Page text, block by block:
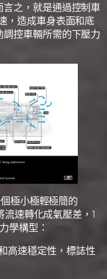
之，就是通過控制車
，造成車身表面和底
控車輛所需的下壓力
極小極輕極簡的
速轉化成氣壓差，1
學構型：
高速穩定性，標誌性